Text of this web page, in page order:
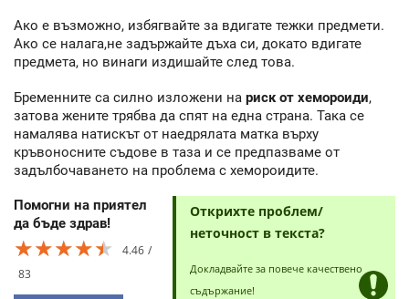
Ако е възможно, избягвайте за вдигате тежки предмети.
Ако се налага,не задържайте дъха си, докато вдигате
предмета, но винаги издишайте след това.
Бременните са силно изложени на риск от хемороиди,
затова жените трябва да спят на една страна. Така се
намалява натискът от наедрялата матка върху
кръвоносните съдове в таза и се предпазваме от
задълбочаването на проблема с хемороидите.
Помогни на приятел
да бъде здрав!
★★★★★
★★★★★
★★★★★
4.46
83
Открихте проблем/
неточност в текста?
Докладвайте за повече качествено
съдържание!